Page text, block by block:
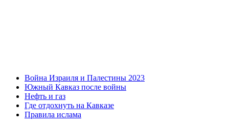
Война Израиля и Палестины 2023
Южный Кавказ после войны
Нефть и газ
Где отдохнуть на Кавказе
Правила ислама